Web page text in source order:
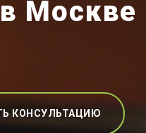
Москве
КОНСУЛЬТАЦИЮ